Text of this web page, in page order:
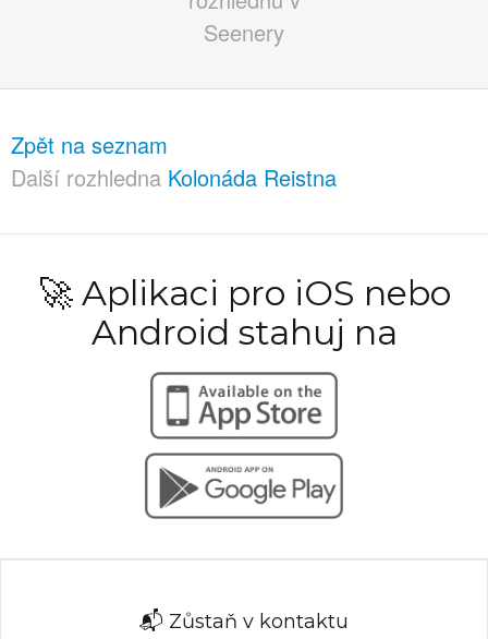
Zpět na seznam
Další rozhledna Kolonáda Reistna
🚀 Aplikaci pro iOS nebo
Android stahuj na
📬 Zůstaň v kontaktu